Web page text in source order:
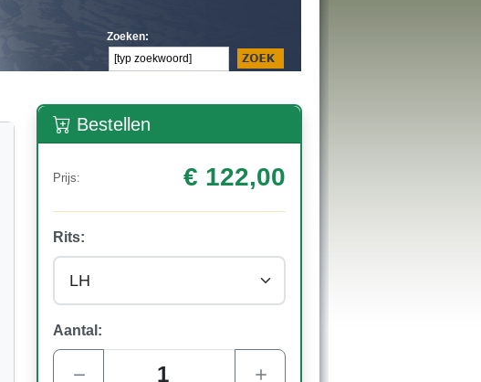
Zoeken:
Bestellen
Prijs: € 122,00
Rits:
Aantal: